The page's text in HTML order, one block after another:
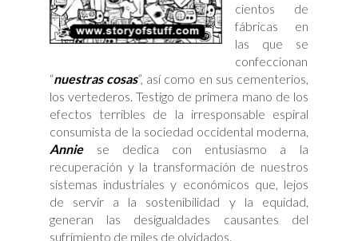
cientos de
fábricas en
las que se
confeccionan
“nuestras cosas”, así como en sus cementerios,
los vertederos. Testigo de primera mano de los
efectos terribles de la irresponsable espiral
consumista de la sociedad occidental moderna,
Anniese dedica con entusiasmo a la
recuperación y la transformación de nuestros
sistemas industriales y económicos que, lejos
de servir a la sostenibilidad y la equidad,
generan las desigualdades causantes del
sufrimiento de miles de olvidados.